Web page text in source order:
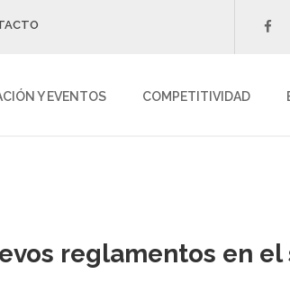
Y EVENTOS COMPETITIVIDAD
reglamentos en